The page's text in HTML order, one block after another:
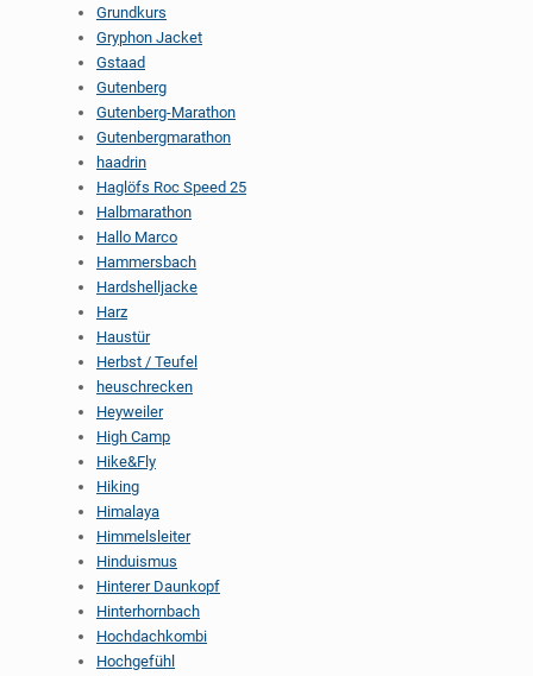
Grundkurs
Gryphon Jacket
Gstaad
Gutenberg
Gutenberg-Marathon
Gutenbergmarathon
haadrin
Haglöfs Roc Speed 25
Halbmarathon
Hallo Marco
Hammersbach
Hardshelljacke
Harz
Haustür
Herbst / Teufel
heuschrecken
Heyweiler
High Camp
Hike&Fly
Hiking
Himalaya
Himmelsleiter
Hinduismus
Hinterer Daunkopf
Hinterhornbach
Hochdachkombi
Hochgefühl